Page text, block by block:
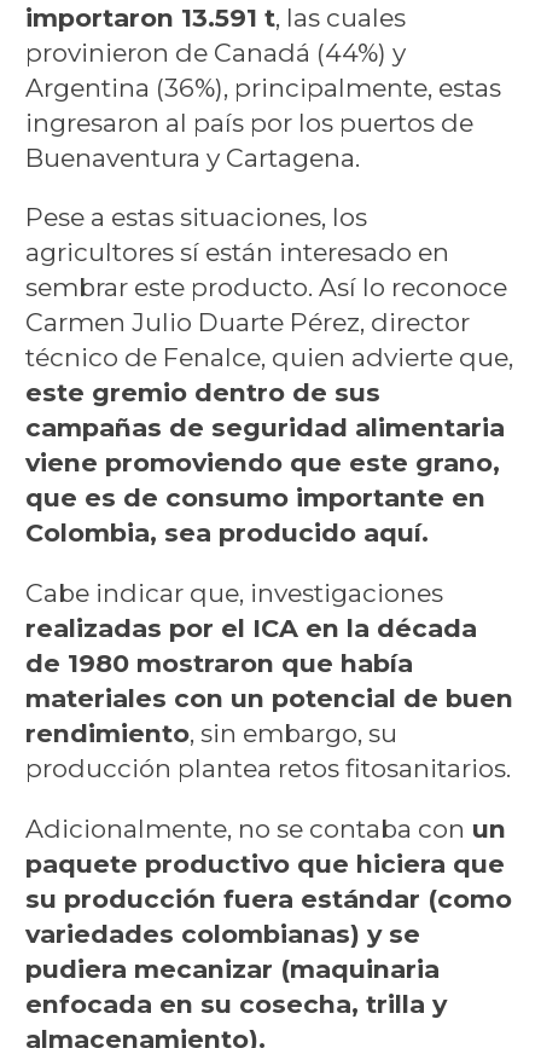
importaron 13.591 t, las cuales
provinieron de Canadá (44%) y
Argentina (36%), principalmente, estas
ingresaron al país por los puertos de
Buenaventura y Cartagena.
Pese a estas situaciones, los
agricultores sí están interesado en
sembrar este producto. Así lo reconoce
Carmen Julio Duarte Pérez, director
técnico de Fenalce, quien advierte que,
este gremio dentro de sus
campañas de seguridad alimentaria
viene promoviendo que este grano,
que es de consumo importante en
Colombia, sea producido aquí.
Cabe indicar que, investigaciones
realizadas por el ICA en la década
de 1980 mostraron que había
materiales con un potencial de buen
rendimiento, sin embargo, su
producción plantea retos fitosanitarios.
Adicionalmente, no se contaba con un
paquete productivo que hiciera que
su producción fuera estándar (como
variedades colombianas) y se
pudiera mecanizar (maquinaria
enfocada en su cosecha, trilla y
almacenamiento).